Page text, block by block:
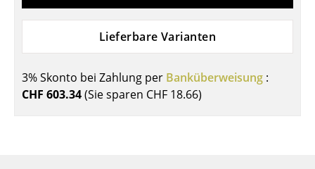
Sekretäre & PC-Tische
Konferenztische
Stehtische & Stehpulte
Lieferbare Varianten
3% Skonto bei Zahlung per Banküberweisung :
CHF 603.34(Sie sparen CHF 18.66)